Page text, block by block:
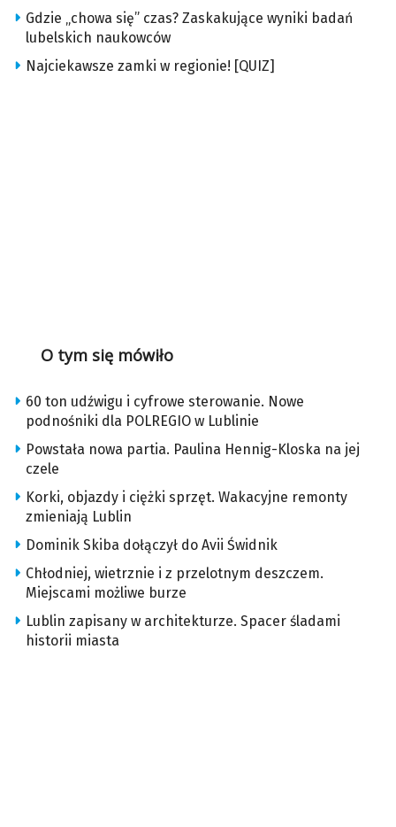
Gdzie „chowa się” czas? Zaskakujące wyniki badań
lubelskich naukowców
Najciekawsze zamki w regionie! [QUIZ]
O tym się mówiło
60 ton udźwigu i cyfrowe sterowanie. Nowe
podnośniki dla POLREGIO w Lublinie
Powstała nowa partia. Paulina Hennig-Kloska na jej
czele
Korki, objazdy i ciężki sprzęt. Wakacyjne remonty
zmieniają Lublin
Dominik Skiba dołączył do Avii Świdnik
Chłodniej, wietrznie i z przelotnym deszczem.
Miejscami możliwe burze
Lublin zapisany w architekturze. Spacer śladami
historii miasta